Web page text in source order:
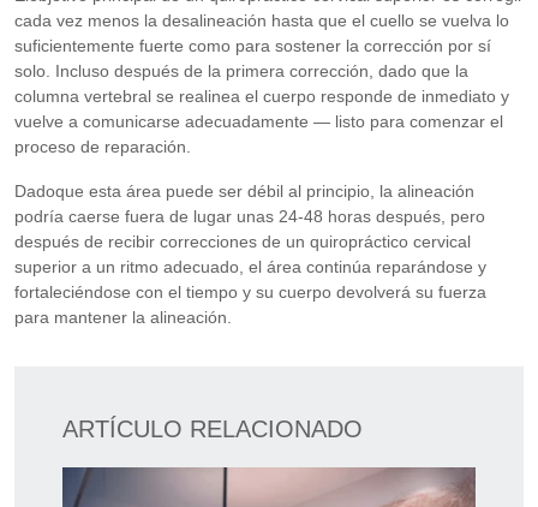
cada vez menos la desalineación hasta que el cuello se vuelva lo
suficientemente fuerte como para sostener la corrección por sí
solo. Incluso después de la primera corrección, dado que la
columna vertebral se realinea el cuerpo responde de inmediato y
vuelve a comunicarse adecuadamente — listo para comenzar el
proceso de reparación.
Dadoque esta área puede ser débil al principio, la alineación
podría caerse fuera de lugar unas 24-48 horas después, pero
después de recibir correcciones de un quiropráctico cervical
superior a un ritmo adecuado, el área continúa reparándose y
fortaleciéndose con el tiempo y su cuerpo devolverá su fuerza
para mantener la alineación.
ARTÍCULO RELACIONADO